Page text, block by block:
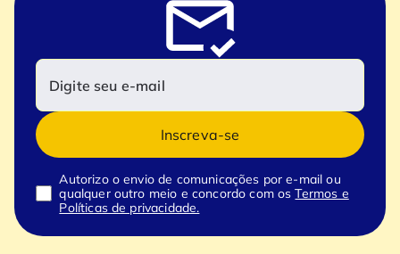
Inscreva-se
Autorizo o envio de comunicações por e-mail ou
qualquer outro meio e concordo com osTermos e
Políticas de privacidade.